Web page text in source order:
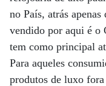
no País, atrás
vendido por aqui é o
tem como principal
Para aqueles
produtos de luxo